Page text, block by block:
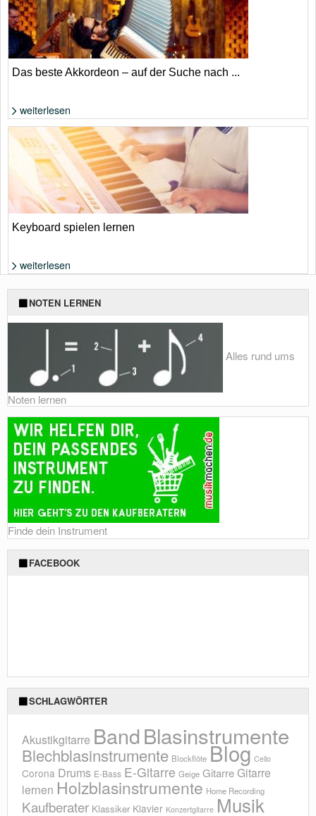
Foto: Shutterstock von Nomad_Soul
Das beste Akkordeon – auf der Suche nach ...
weiterlesen
Keyboard spielen lernen
weiterlesen
NOTEN LERNEN
Alles rund ums
Noten lernen
Finde dein Instrument
FACEBOOK
SCHLAGWÖRTER
Akustikgitarre BandBlasinstrumente
Blechblasinstrumente Blockflöte Blog Cello
Corona Drums E-Bass E-Gitarre Geige GitarreGitarre
lernen Holzblasinstrumente Home Recording
Kaufberater Klassiker Klavier Konzertgitarre Musik